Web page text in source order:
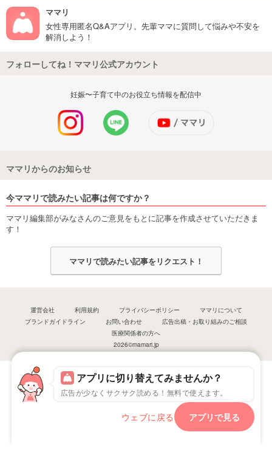
アプリに切り替えてみませんか？
広告が少なくサクサク読める！無料で使えます。
ウェブに戻る アプリで見る
ママリ
女性専用匿名Q&Aアプリ。先輩ママに質問して悩みや不安を
解消しよう！
フォローしてね！ママリ公式アカウント
妊娠〜子育て中のお役立ち情報を配信中
ママリからのお知らせ
今ママリで読みたい記事は何ですか？
ママリ編集部がみなさんのご意見をもとに記事を作成させていただきま
す！
ママリで読みたい記事をリクエスト！
運営会社 利用規約 プライバシーポリシー
ママリについて
ブランドガイドライン
お問い合わせ
広告出稿・お取り組みのご相談
医療関係者の方へ
2026©mamari.jp